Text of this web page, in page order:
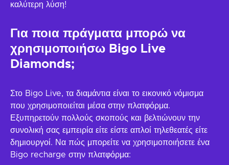
καλύτερη λύση!
Για ποια πράγματα μπορώ να
χρησιμοποιήσω Bigo Live
Diamonds;
Στο Bigo Live, τα διαμάντια είναι το εικονικό νόμισμα
που χρησιμοποιείται μέσα στην πλατφόρμα.
Εξυπηρετούν πολλούς σκοπούς και βελτιώνουν την
συνολική σας εμπειρία είτε είστε απλοί τηλεθεατές είτε
δημιουργοί. Να πώς μπορείτε να χρησιμοποιήσετε ένα
Bigo recharge στην πλατφόρμα: